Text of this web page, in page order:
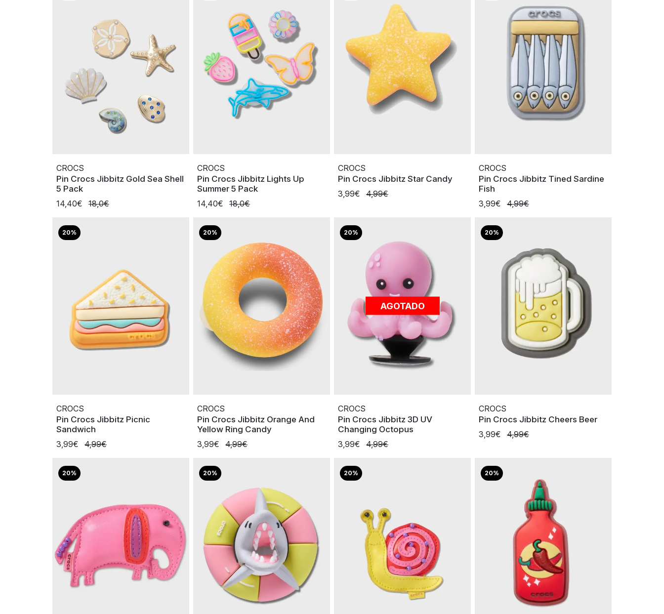
CROCS
Pin Crocs Jibbitz Gold Sea Shell
5 Pack
14,40€
18,0€
CROCS
Pin Crocs Jibbitz Lights Up
Summer 5 Pack
14,40€
18,0€
CROCS
Pin Crocs Jibbitz Star Candy
3,99€
4,99€
CROCS
Pin Crocs Jibbitz Tined Sardine
Fish
3,99€
4,99€
20%
CROCS
Pin Crocs Jibbitz Picnic
Sandwich
3,99€
4,99€
20%
CROCS
Pin Crocs Jibbitz Orange And
Yellow Ring Candy
3,99€
4,99€
20%
AGOTADO
CROCS
Pin Crocs Jibbitz 3D UV
Changing Octopus
3,99€
4,99€
20%
CROCS
Pin Crocs Jibbitz Cheers Beer
3,99€
4,99€
20% 20% 20% 20%